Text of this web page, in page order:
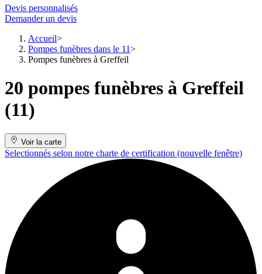
Devis personnalisés
Demander un devis
Accueil
Pompes funèbres dans le 11
Pompes funèbres à Greffeil
20 pompes funèbres à Greffeil
(11)
Voir la carte
Selectionnés selon notre charte de certification (nouvelle fenêtre)